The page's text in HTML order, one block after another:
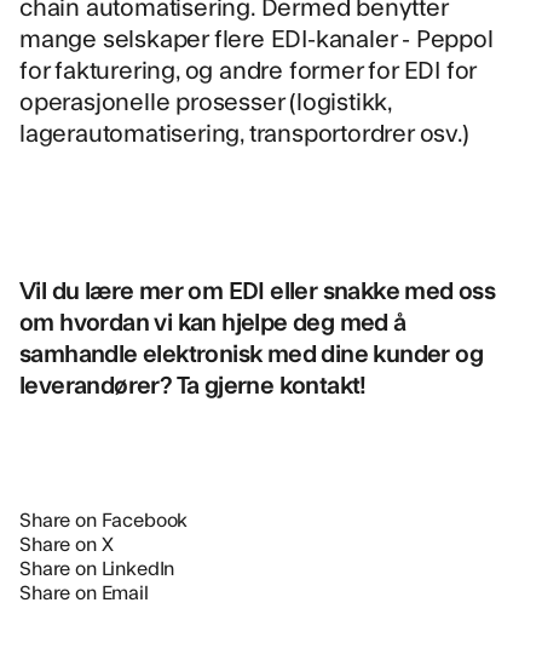
Share on Facebook
Share on X
Share on LinkedIn
Share on Email
mange selskaper flere EDI-kanaler - Peppol
for fakturering, og andre former for EDI for
operasjonelle prosesser (logistikk,
lagerautomatisering, transportordrer osv.)
Vil du lære mer om EDI eller snakke med oss
om hvordan vi kan hjelpe deg med å
samhandle elektronisk med dine kunder og
leverandører? Ta gjerne kontakt!